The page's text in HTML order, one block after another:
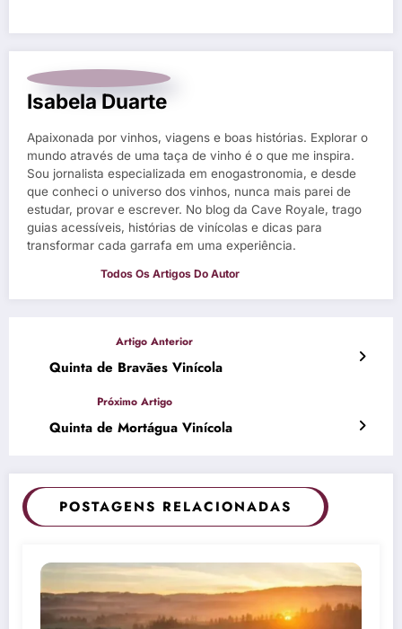
Isabela Duarte
Apaixonada por vinhos, viagens e boas histórias. Explorar o
mundo através de uma taça de vinho é o que me inspira.
Sou jornalista especializada em enogastronomia, e desde
que conheci o universo dos vinhos, nunca mais parei de
estudar, provar e escrever. No blog da Cave Royale, trago
guias acessíveis, histórias de vinícolas e dicas para
transformar cada garrafa em uma experiência.
Quinta de Bravães Vinícola
Quinta de Mortágua Vinícola
POSTAGENS RELACIONADAS